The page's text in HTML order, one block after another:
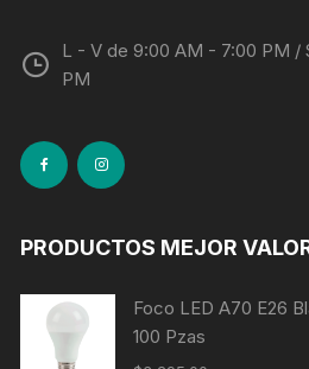
L - V de 9:00 AM - 7:00 PM /
PM
PRODUCTOS MEJOR
Foco LED A70 E26
100 Pzas